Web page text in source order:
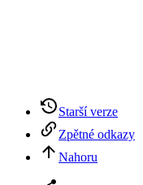
Starší verze
Zpětné odkazy
Nahoru